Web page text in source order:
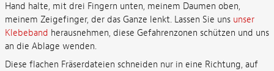
Hand halte, mit drei Fingern unten, meinem Daumen oben,
meinem Zeigefinger, der das Ganze lenkt. Lassen Sie uns unser
Klebeband herausnehmen, diese Gefahrenzonen schützen und uns
an die Ablage wenden.
Diese flachen Fräserdateien schneiden nur in eine Richtung, auf